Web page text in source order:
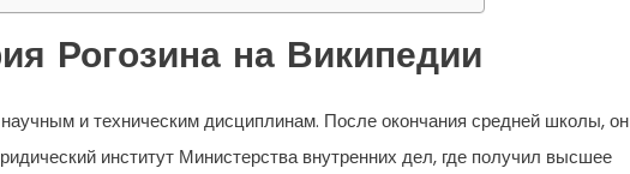
Рогозина на Википедии
и техническим дисциплинам. После окончания средней школы, он
институт Министерства внутренних дел, где получил высшее